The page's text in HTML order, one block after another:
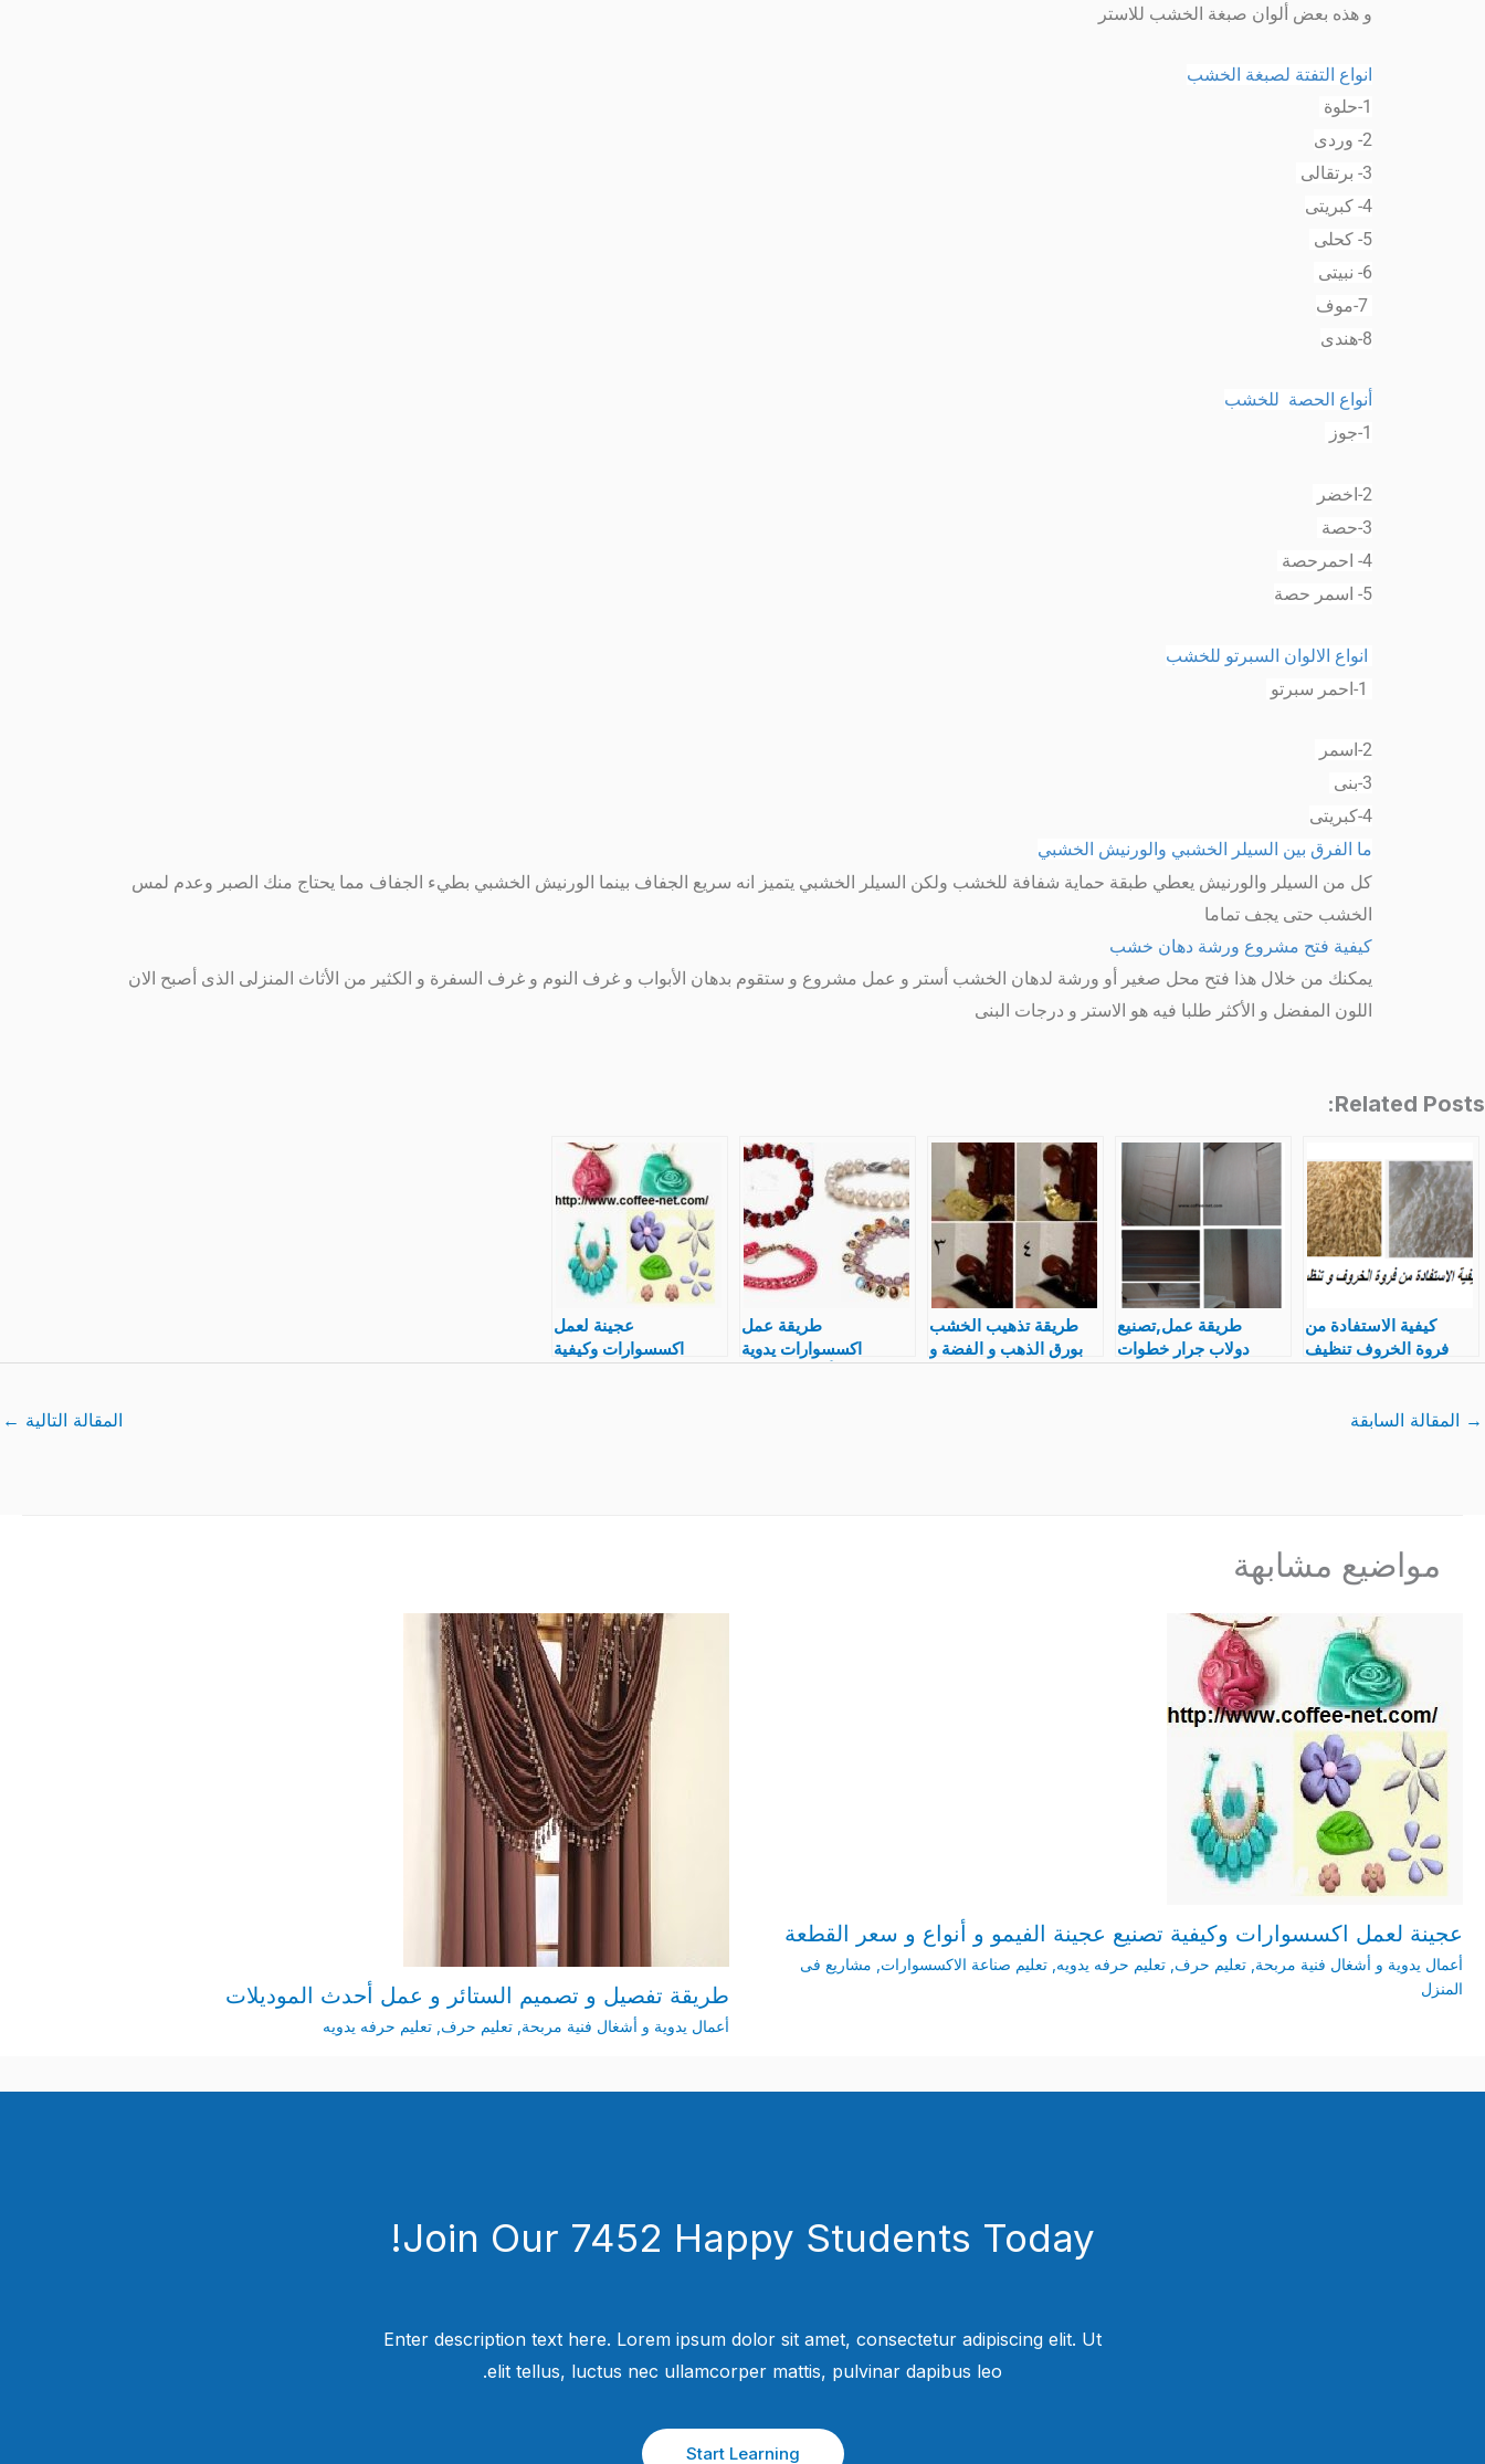
و هذه بعض ألوان صبغة الخشب للاستر
انواع التفتة لصبغة الخشب
1-حلوة
2- وردى
3- برتقالى
4- كبريتى
5- كحلى
6- نبيتى
8-هندى
أنواع الحصة للخشب
1-جوز
2-اخضر
3-حصة
4- احمرحصة
5- اسمر حصة
انواع الالوان السبرتو للخشب
2-اسمر
3-بنى
4-كبريتى
ما الفرق بين السيلر الخشبي والورنيش الخشبي
كل من السيلر والورنيش يعطي طبقة حماية شفافة للخشب ولكن السيلر الخشبي يتميز انه سريع الجفاف بينما الورنيش الخشبي بطيء الجفاف مما يحتاج منك الصبر وعدم لمس
الخشب حتى يجف تماما
كيفية فتح مشروع ورشة دهان خشب
يمكنك من خلال هذا فتح محل صغير أو ورشة لدهان الخشب أستر و عمل مشروع و ستقوم بدهان الأبواب و غرف النوم و غرف السفرة و الكثير من الأثاث المنزلى الذى أصبح الان
اللون المفضل و الأكثر طلبا فيه هو الاستر و درجات البنى
Related Posts:
كيفية الاستفادة من
فروة الخروف تنظيف
طريقة عمل,تصنيع
دولاب جرار خطوات
طريقة تذهيب الخشب
بورق الذهب و الفضة و
طريقة عمل
اكسسوارات يدوية
عجينة لعمل
اكسسوارات وكيفية
→ المقالة السابقة المقالة التالية ←
مواضيع مشابهة
عجينة لعمل اكسسوارات وكيفية تصنيع عجينة الفيمو و أنواع و سعر القطعة
أعمال يدوية و أشغال فنية مربحة تعليم حرف تعليم حرفه يدويه تعليم صناعة الاكسسوارات مشاريع فى
المنزل
طريقة تفصيل و تصميم الستائر و عمل أحدث الموديلات
أعمال يدوية و أشغال فنية مربحة ,تعليم حرف ,تعليم حرفه يدويه
Join Our 7452 Happy Students​ Today!
Enter description text here. Lorem ipsum dolor sit amet, consectetur adipiscing elit. Ut
elit tellus, luctus nec ullamcorper mattis, pulvinar dapibus leo.​
Start Learning